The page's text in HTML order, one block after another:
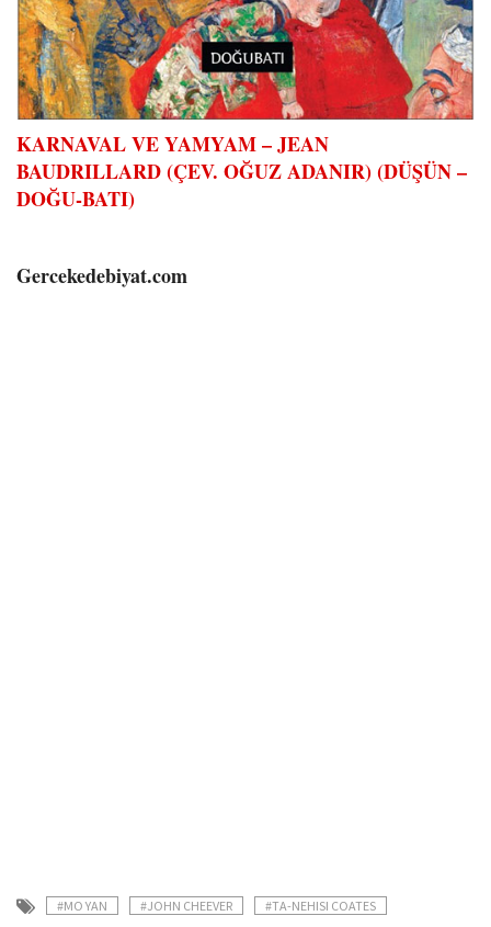
KARNAVAL VE YAMYAM – JEAN
BAUDRILLARD (ÇEV. OĞUZ ADANIR) (DÜŞÜN –
DOĞU-BATI)
Gercekedebiyat.com
#MO YAN #JOHN CHEEVER #TA-NEHISI COATES